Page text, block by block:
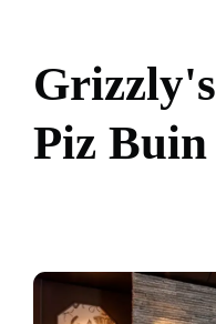
Grizzly's
Piz Buin